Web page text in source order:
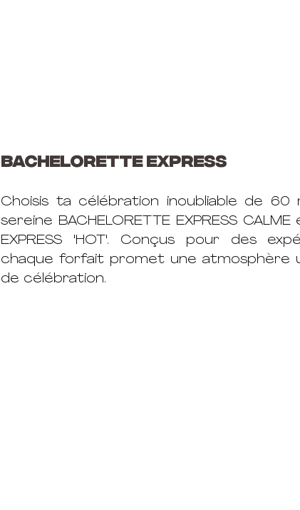
Bachelorette EXPRESS
Choisis ta célébration inoubliable de
sereine BACHELORETTE EXPRESS
EXPRESS 'HOT'. Conçus pour des
chaque forfait promet une atmosphère
de célébration.